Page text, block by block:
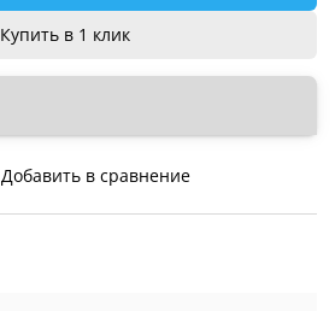
Добавить в сравнение
Купить в 1 клик